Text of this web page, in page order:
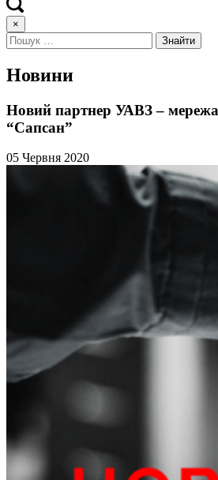
×
Новини
Новий партнер УАВЗ – мережа
“Сапсан”
05 Червня 2020